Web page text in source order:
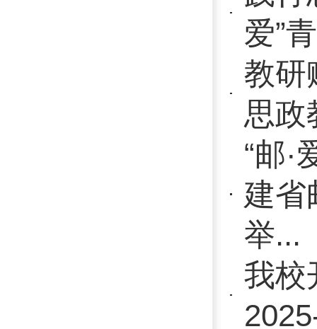
校开展
福建邮电
中国共产
国际志愿
六届残健
我校教师
星蜗残疾
传承船政
福邮青年
赛场终章